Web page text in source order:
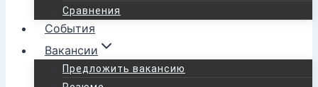
Сравнения
События
Вакансии
Предложить вакансию